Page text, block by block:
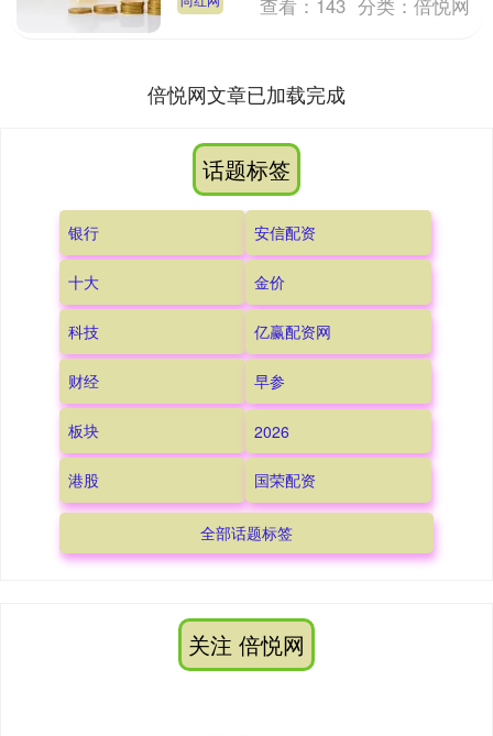
省兰州市兰州老街....
查看： 143 分类：倍悦网
倍悦网文章已加载完成
话题标签
银行 安信配资
十大 金价
科技 亿赢配资网
财经 早参
板块 2026
港股 国荣配资
全部话题标签
关注 倍悦网